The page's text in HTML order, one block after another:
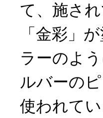
て、施さ
「金彩」
ラーのよ
ルバーの
使われてい